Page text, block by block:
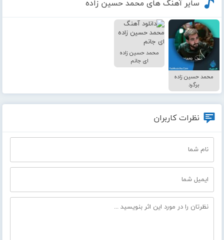
سایر آهنگ های محمد حسین زاده
محمد حسین زاده
برگرد
محمد حسین زاده
ای جانم
نظرات کاربران